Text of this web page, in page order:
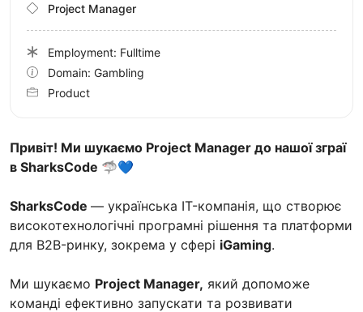
Привіт! Ми шукаємо Project Manager до нашої зграї
в SharksCode 🦈💙
SharksCode — українська IT-компанія, що створює
високотехнологічні програмні рішення та платформи
для B2B-ринку, зокрема у сфері iGaming.
Ми шукаємо Project Manager, який допоможе
команді ефективно запускати та розвивати
Project Manager
Employment: Fulltime
Domain: Gambling
Product